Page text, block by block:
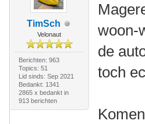
TimSch
Velonaut
Berichten: 963
Topics: 51
Lid sinds: Sep 2021
Bedankt: 1341
2865 x bedankt in
913 berichten
woon-
de
toch